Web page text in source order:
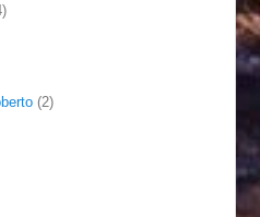
(2)